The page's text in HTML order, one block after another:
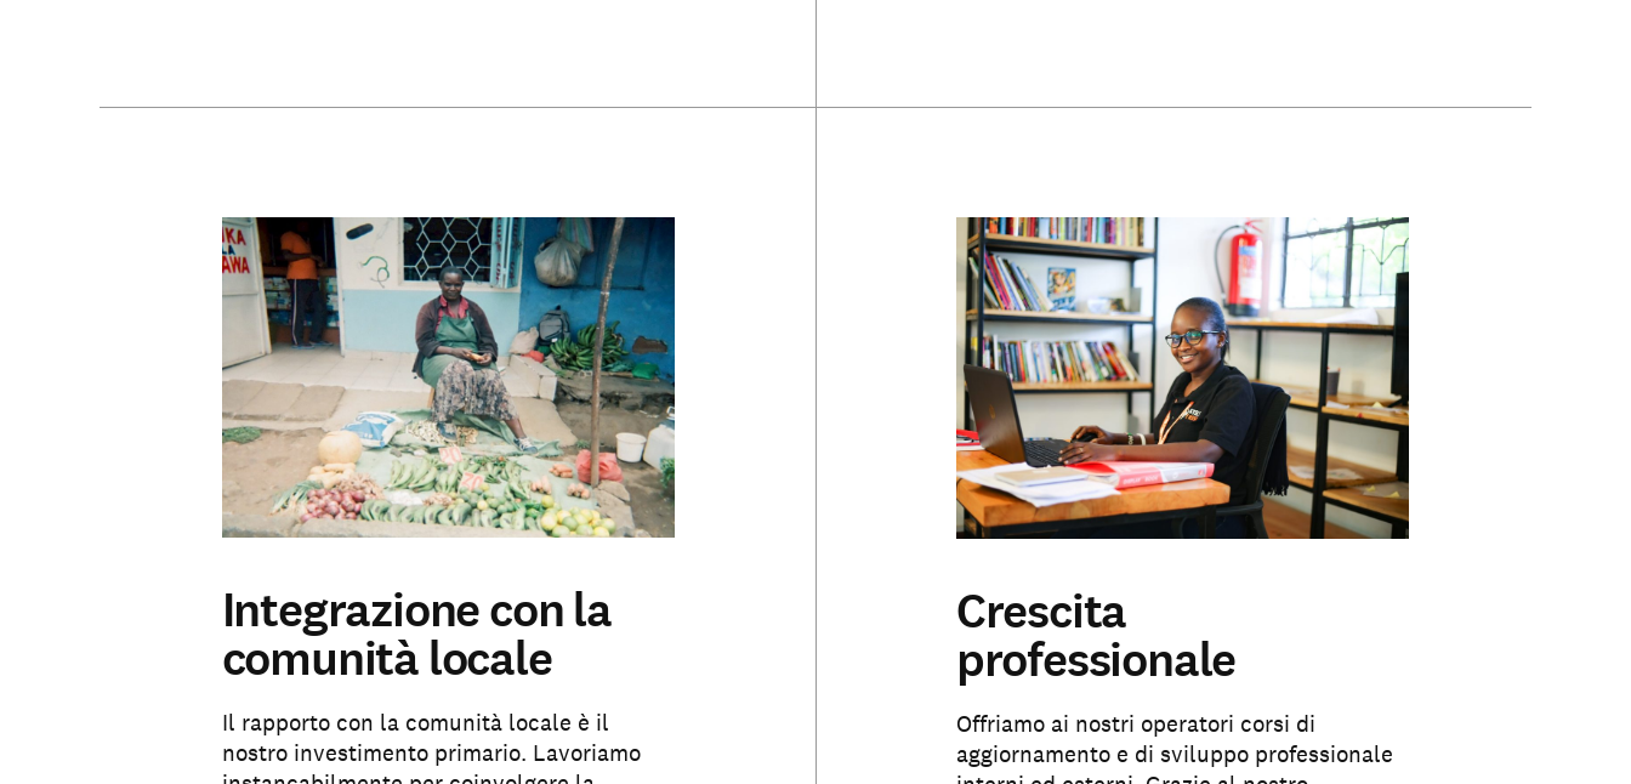
Sostienici
Integrazione con la
comunità locale
Il rapporto con la comunità locale è il
nostro investimento primario. Lavoriamo
Crescita
professionale
Offriamo ai nostri operatori corsi di
aggiornamento e di sviluppo professionale